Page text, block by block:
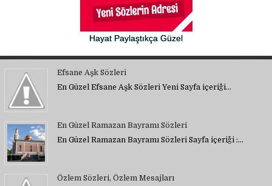
Hayat Paylaştıkça Güzel
Efsane Aşk Sözleri
En Güzel Efsane Aşk Sözleri Yeni Sayfa içeriği…
En Güzel Ramazan Bayramı Sözleri
En Güzel Ramazan Bayramı Sözleri Sayfa içeriği :…
Özlem Sözleri, Özlem Mesajları